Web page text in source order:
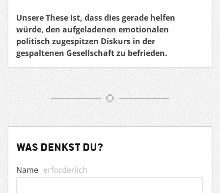
UnsereThese ist, dass dies gerade helfen
würde, den aufgeladenen emotionalen
politisch zugespitzen Diskurs in der
gespaltenen Gesellschaft zu befrieden.
Was denkst du?
Name erforderlich